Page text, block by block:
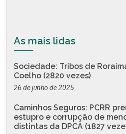
As mais lidas
Sociedade: Tribos de
Coelho (2820 vezes)
26 de junho de 2025
Caminhos Seguros: PCRR
estupro e corrupção de
distintas da DPCA (1827